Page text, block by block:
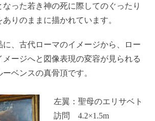
った若き神の死に際してのぐったり
りのままに描かれています。
に、古代ローマのイメージから、ロー
メージへと図像表現の変容が見られる
ベンスの真骨頂です。
左翼：聖母のエリサベト
訪問 4.2×1.5m